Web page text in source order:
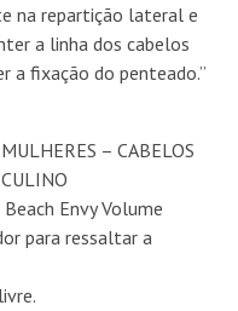
na repartição lateral e
a linha dos cabelos
a fixação do penteado.”
– CABELOS
Envy Volume
para ressaltar a